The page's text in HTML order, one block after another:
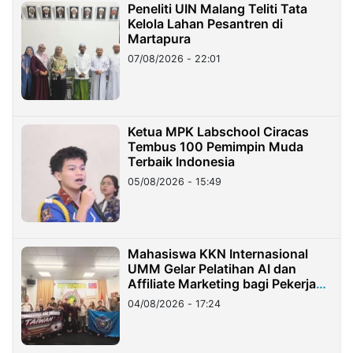
Peneliti UIN Malang Teliti Tata
Kelola Lahan Pesantren di
Martapura
07/08/2026 - 22:01
Ketua MPK Labschool Ciracas
Tembus 100 Pemimpin Muda
Terbaik Indonesia
05/08/2026 - 15:49
Mahasiswa KKN Internasional
UMM Gelar Pelatihan AI dan
Affiliate Marketing bagi Pekerja
Migran Indonesia di Taiwan
04/08/2026 - 17:24